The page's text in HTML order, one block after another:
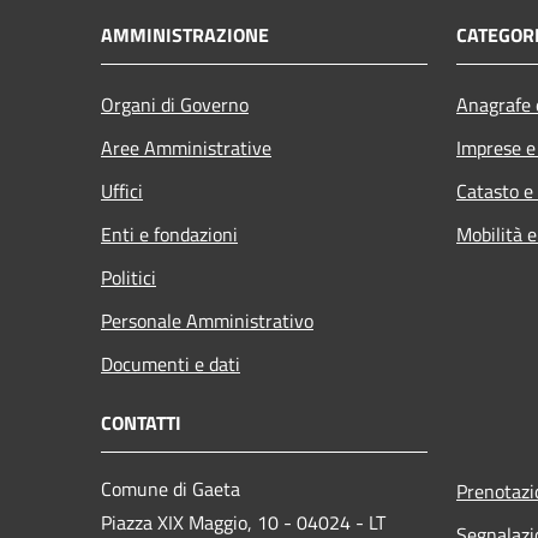
AMMINISTRAZIONE
Organi di Governo
Aree Amministrative
Uffici
Enti e fondazioni
Politici
Personale Amministrativo
Documenti e dati
Imprese
Catasto
Mobilità
CONTATTI
Comune di Gaeta
Piazza XIX Maggio, 10 - 04024 - LT